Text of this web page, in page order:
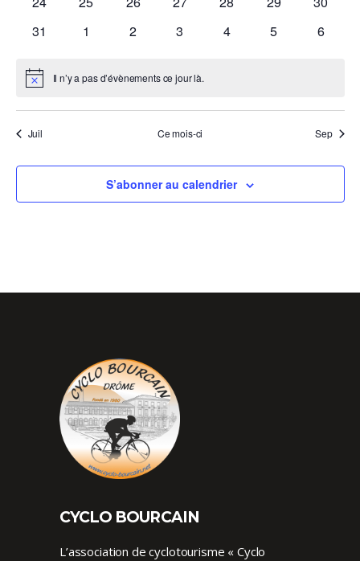
0
31
0
1
0
2
0
3
0
4
0
5
0
6
Notice Il n’y a pas d’évènements ce jour là.
Juil Ce mois-ci Sep
S’abonner au calendrier
CYCLO BOURCAIN
L’association de cyclotourisme « Cyclo